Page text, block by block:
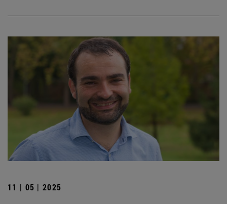
11 | 05 | 2025